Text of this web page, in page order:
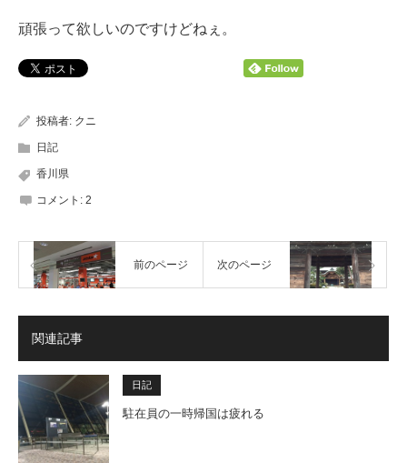
頑張って欲しいのですけどねぇ。
投稿者: クニ
日記
香川県
コメント: 2
前のページ 次のページ
関連記事
日記
駐在員の一時帰国は疲れる